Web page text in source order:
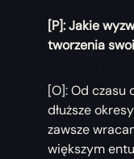
[P]: Jakie
tworzenia
[O]: Od czasu
dłuższe
zawsze
większym